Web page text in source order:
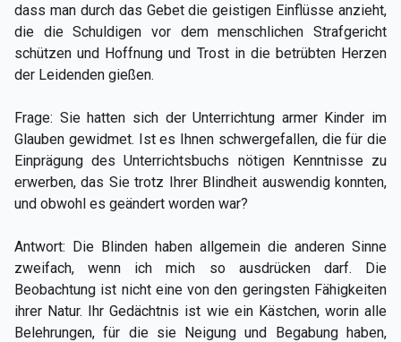
dass man durch das Gebet die geistigen Einflüsse anzieht,
die die Schuldigen vor dem menschlichen Strafgericht
schützen und Hoffnung und Trost in die betrübten Herzen
der Leidenden gießen.
Frage: Sie hatten sich der Unterrichtung armer Kinder im
Glauben gewidmet. Ist es Ihnen schwergefallen, die für die
Einprägung des Unterrichtsbuchs nötigen Kenntnisse zu
erwerben, das Sie trotz Ihrer Blindheit auswendig konnten,
und obwohl es geändert worden war?
Antwort: Die Blinden haben allgemein die anderen Sinne
zweifach, wenn ich mich so ausdrücken darf. Die
Beobachtung ist nicht eine von den geringsten Fähigkeiten
ihrer Natur. Ihr Gedächtnis ist wie ein Kästchen, worin alle
Belehrungen, für die sie Neigung und Begabung haben,